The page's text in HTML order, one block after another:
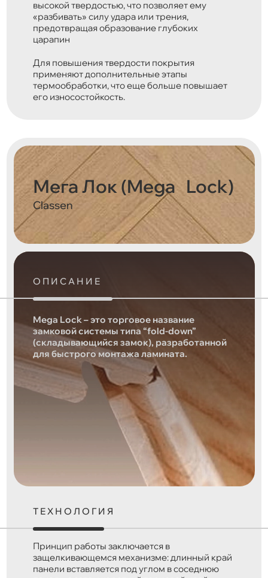
высокой твердостью, что позволяет ему
«разбивать» силу удара или трения,
предотвращая образование глубоких
царапин
Для повышения твердости покрытия
применяют дополнительные этапы
термообработки, что еще больше повышает
его износостойкость.
Мега Лок (Mega Lock)
Classen
ОПИСАНИЕ
Mega Lock – это торговое название
замковой системы типа “fold-down”
(складывающийся замок), разработанной
для быстрого монтажа ламината.
ТЕХНОЛОГИЯ
Принцип работы заключается в
защелкивающемся механизме: длинный край
панели вставляется под углом в соседнюю